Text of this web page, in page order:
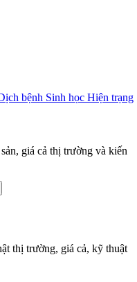
bệnh Sinh học Hiện trạng
giá cả thị trường và kiến
thị trường, giá cả, kỹ thuật